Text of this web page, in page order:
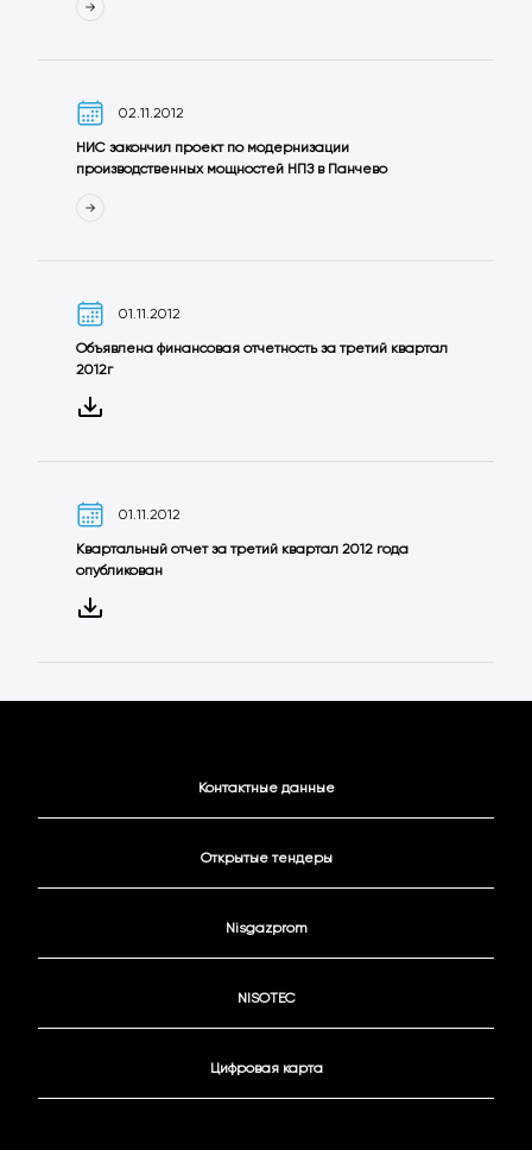
02.11.2012
НИС закончил проект по модернизации
производственных мощностей НПЗ в Панчево
01.11.2012
Объявленa финансовая отчетность за третий квартал
2012г
01.11.2012
Kвартальный отчет за третий квартал 2012 года
опубликован
Контактные данные
Открытые тендеры
Nisgazprom
NISOTEC
Цифровая карта